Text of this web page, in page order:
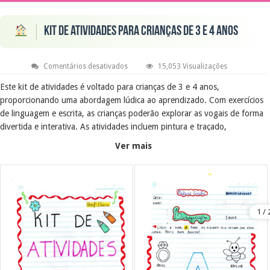
Kit de atividades para crianças de 3 e 4 anos
Comentários desativadosem
atividades
para
crianças
de
3
anos
15,053 Visualizações
Este kit de atividades é voltado para crianças de 3 e 4 anos,
proporcionando uma abordagem lúdica ao aprendizado. Com exercícios
de linguagem e escrita, as crianças poderão explorar as vogais de forma
divertida e interativa. As atividades incluem pintura e traçado,
Objetivo Educacional
O objetivo deste kit é facilitar o aprendizado das vogais, promovendo a
familiarização com as letras e sons. As atividades visam desenvolver
habilidades motoras e cognitivas, além de incentivar a expressão artística
das crianças através da pintura e do traçado.
Conclusão
Ver mais